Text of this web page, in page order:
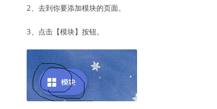
2、去到你要添加模块的页面。
3、点击【模块】按钮。